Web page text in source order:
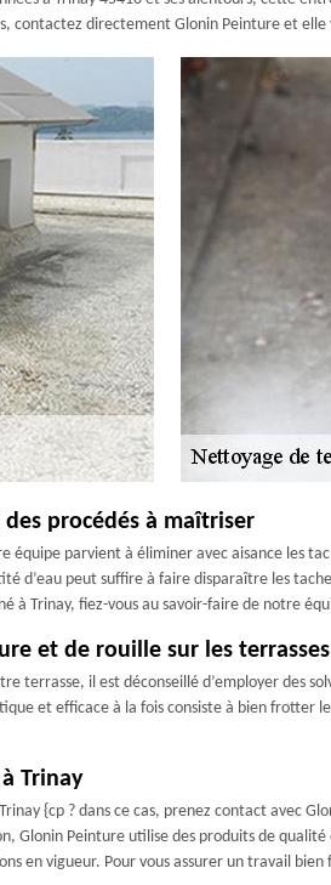
contactez directement Glonin Peinture et
procédés à maîtriser
parvient à éliminer avec aisance les
d’eau peut suffire à faire disparaître les
à Trinay, fiez-vous au savoir-faire de notre
et de rouille sur les
terrasse, il est déconseillé d’employer des
et efficace à la fois consiste à bien frotter
Trinay
{cp ? dans ce cas, prenez contact avec
Glonin Peinture utilise des produits de
en vigueur. Pour vous assurer un travail